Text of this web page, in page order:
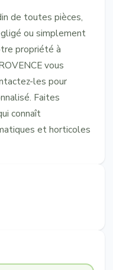
de toutes pièces,
ou simplement
propriété à
vous
les pour
Faites
connaît
et horticoles